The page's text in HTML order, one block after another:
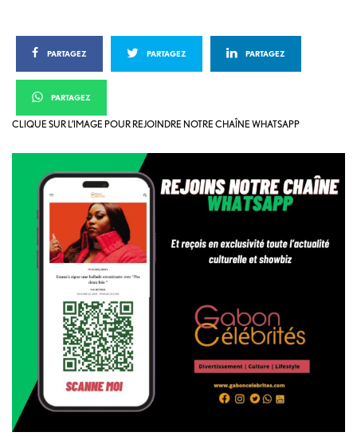
PARTAGEZ PARTAGEZ PARTAGEZ
PARTAGEZ
CLIQUE SUR L’IMAGE POUR REJOINDRE NOTRE CHAÎNE WHATSAPP